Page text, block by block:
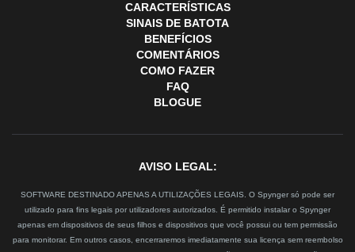
CARACTERÍSTICAS
SINAIS DE BATOTA
BENEFÍCIOS
COMENTÁRIOS
COMO FAZER
FAQ
BLOGUE
AVISO LEGAL:
SOFTWARE DESTINADO APENAS A UTILIZAÇÕES LEGAIS. O Spynger só pode ser
utilizado para fins legais por utilizadores autorizados. É permitido instalar o Spynger
apenas em dispositivos de seus filhos e dispositivos que você possui ou tem permissão
para monitorar. Em outros casos, encerraremos imediatamente sua licença sem reembolso